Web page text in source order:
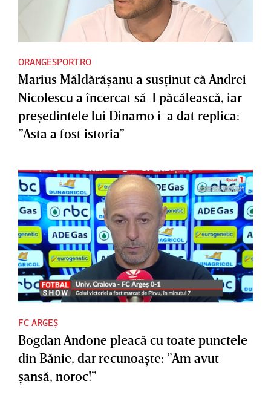
ORANGESPORT.RO
Marius Măldărăşanu a susţinut că Andrei
Nicolescu a încercat să-l păcălească, iar
preşedintele lui Dinamo i-a dat replica:
”Asta a fost istoria”
FC ARGEȘ
Bogdan Andone pleacă cu toate punctele
din Bănie, dar recunoaşte: ”Am avut
şansă, noroc!”